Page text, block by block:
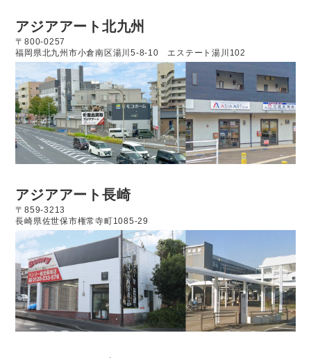
アジアアート北九州
〒800-0257
福岡県北九州市小倉南区湯川5-8-10 エステート湯川102
アジアアート長崎
〒859-3213
長崎県佐世保市権常寺町1085-29